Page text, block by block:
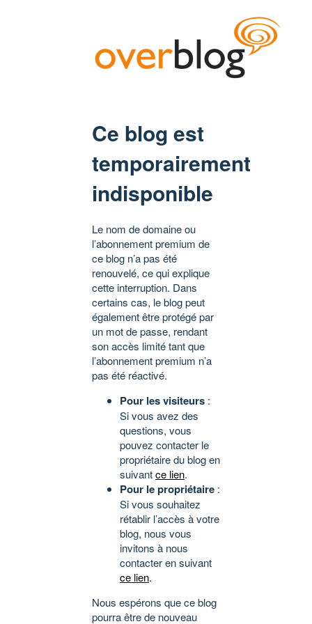
Ce blog est
temporairement
indisponible
Le nom de domaine ou
l’abonnement premium de
ce blog n’a pas été
renouvelé, ce qui explique
cette interruption. Dans
certains cas, le blog peut
également être protégé par
un mot de passe, rendant
son accès limité tant que
l’abonnement premium n’a
pas été réactivé.
Pour les visiteurs :
Si vous avez des
questions, vous
pouvez contacter le
propriétaire du blog en
suivantce lien.
Pour le propriétaire :
Si vous souhaitez
rétablir l’accès à votre
blog, nous vous
invitons à nous
contacter en suivant
ce lien.
Nous espérons que ce blog
pourra être de nouveau